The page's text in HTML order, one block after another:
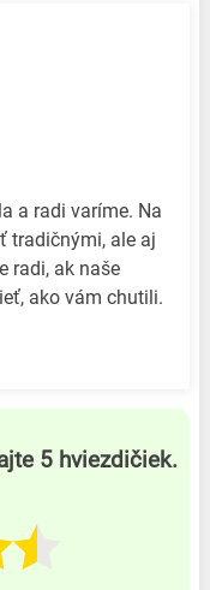
a radi varíme. Na
tradičnými, ale aj
radi, ak naše
ako vám chutili.
5 hviezdičiek.